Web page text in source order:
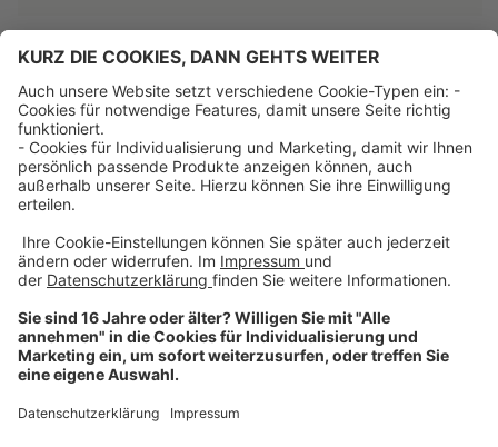
Über uns
Dehner Unternehmen
Jobs bei Dehner